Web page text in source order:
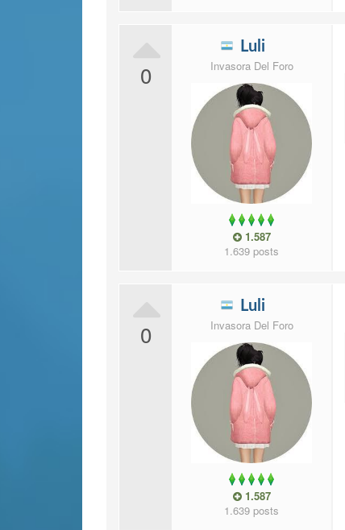
0
Luli
Invasora Del Foro
1.587
1.639 posts
0
Luli
Invasora Del Foro
1.587
1.639 posts